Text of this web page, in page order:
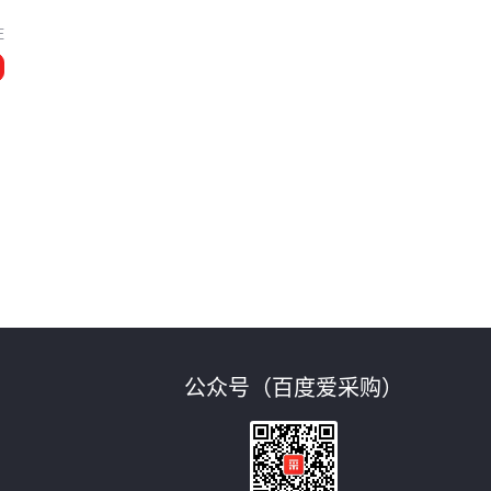
公众号（百度爱采购）